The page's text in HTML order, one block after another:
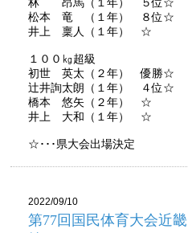
林 昂馬（１年） ５位☆
松本 竜 （１年） ８位☆
井上 稟人（１年） ☆
１００㎏超級
初世 英太（２年） 優勝☆
辻井詢太朗（１年） ４位☆
橋本 悠矢（２年） ☆
井上 大和（１年） ☆
☆･･･県大会出場決定
2022/09/10
第77回国民体育大会近